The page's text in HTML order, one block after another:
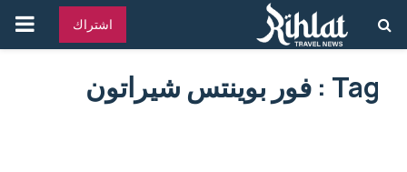
اشتراك
Tag : فور بوينتس شيراتون